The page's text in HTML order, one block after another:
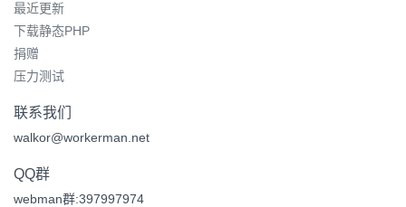
最近更新
下载静态PHP
捐赠
压力测试
联系我们
walkor@workerman.net
QQ群
webman群:397997974